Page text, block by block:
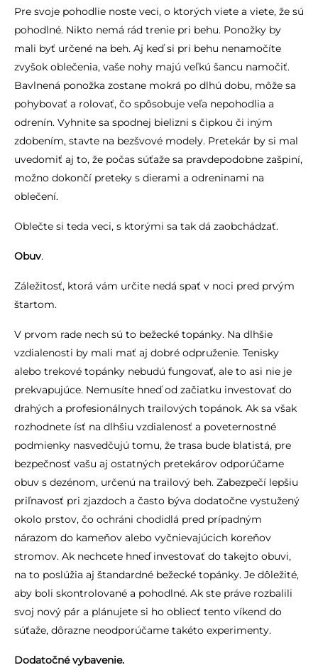
Pre svoje pohodlie noste veci, o ktorých viete a viete, že sú
pohodlné. Nikto nemá rád trenie pri behu. Ponožky by
mali byť určené na beh. Aj keď si pri behu nenamočíte
zvyšok oblečenia, vaše nohy majú veľkú šancu namočiť.
Bavlnená ponožka zostane mokrá po dlhú dobu, môže sa
pohybovať a rolovať, čo spôsobuje veľa nepohodlia a
odrenín. Vyhnite sa spodnej bielizni s čipkou či iným
zdobením, stavte na bezšvové modely. Pretekár by si mal
uvedomiť aj to, že počas súťaže sa pravdepodobne zašpiní,
možno dokončí preteky s dierami a odreninami na
oblečení.
Oblečte si teda veci, s ktorými sa tak dá zaobchádzať.
Obuv.
Záležitosť, ktorá vám určite nedá spať v noci pred prvým
štartom.
V prvom rade nech sú to bežecké topánky. Na dlhšie
vzdialenosti by mali mať aj dobré odpruženie. Tenisky
alebo trekové topánky nebudú fungovať, ale to asi nie je
prekvapujúce. Nemusíte hneď od začiatku investovať do
drahých a profesionálnych trailových topánok. Ak sa však
rozhodnete ísť na dlhšiu vzdialenosť a poveternostné
podmienky nasvedčujú tomu, že trasa bude blatistá, pre
bezpečnosť vašu aj ostatných pretekárov odporúčame
obuv s dezénom, určenú na trailový beh. Zabezpečí lepšiu
priľnavosť pri zjazdoch a často býva dodatočne vystužený
okolo prstov, čo ochráni chodidlá pred prípadným
nárazom do kameňov alebo vyčnievajúcich koreňov
stromov. Ak nechcete hneď investovať do takejto obuvi,
na to poslúžia aj štandardné bežecké topánky. Je dôležité,
aby boli skontrolované a pohodlné. Ak ste práve rozbalili
svoj nový pár a plánujete si ho obliecť tento víkend do
súťaže, dôrazne neodporúčame takéto experimenty.
Dodatočné vybavenie.